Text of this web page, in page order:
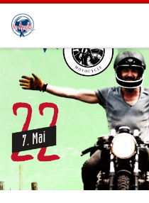
Zum Inhalt springen